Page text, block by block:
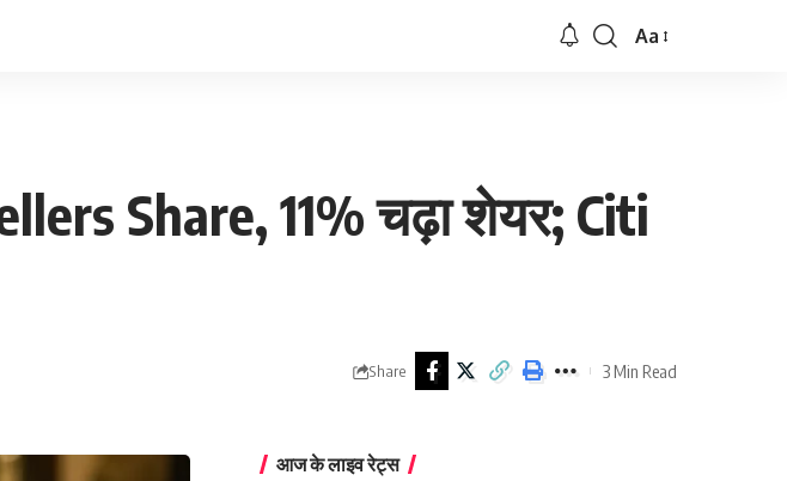
Font
Aa
Share, 11% चढ़ा शेयर; Citi
Share 3 Min Read
आज के लाइव रेट्स